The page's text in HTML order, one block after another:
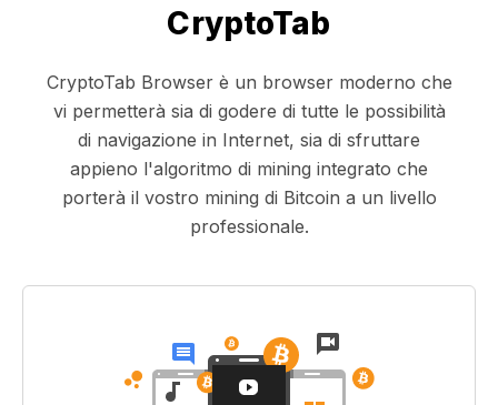
CryptoTab
CryptoTab Browser è un browser moderno che
vi permetterà sia di godere di tutte le possibilità
di navigazione in Internet, sia di sfruttare
appieno l'algoritmo di mining integrato che
porterà il vostro mining di Bitcoin a un livello
professionale.